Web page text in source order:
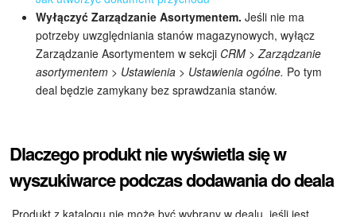
Wyłączyć Zarządzanie Asortymentem. Jeśli nie ma
potrzeby uwzględniania stanów magazynowych, wyłącz
Zarządzanie Asortymentem w sekcji CRM > Zarządzanie
asortymentem > Ustawienia > Ustawienia ogólne. Po tym
deal będzie zamykany bez sprawdzania stanów.
Dlaczego produkt nie wyświetla się w
wyszukiwarce podczas dodawania do deala
Produkt z katalogu nie może być wybrany w dealu, jeśli jest